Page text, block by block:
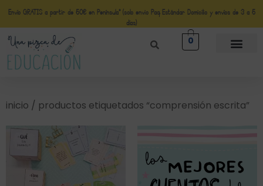
Envío GRATIS a partir de 50€ en Península* (solo envio Paq Estándar Domicilio y envíos de 3 a 5
días)
0
inicio / productos etiquetados “comprensión escrita”